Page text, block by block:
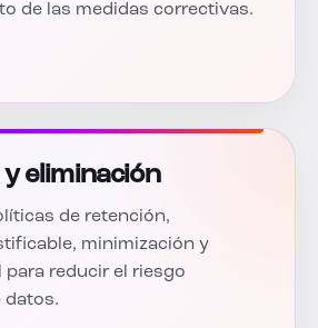
de las medidas correctivas.
eliminación
de retención,
minimización y
para reducir el riesgo
datos.